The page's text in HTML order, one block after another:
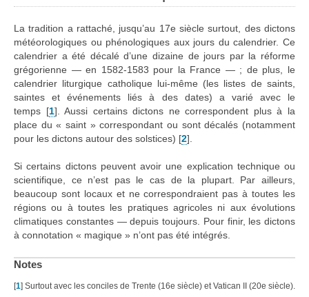
La tradition a rattaché, jusqu’au 17e siècle surtout, des dictons
météorologiques ou phénologiques aux jours du calendrier. Ce
calendrier a été décalé d’une dizaine de jours par la réforme
grégorienne — en 1582-1583 pour la France — ; de plus, le
calendrier liturgique catholique lui-même (les listes de saints,
saintes et événements liés à des dates) a varié avec le
temps [1] . Aussi certains dictons ne correspondent plus à la
place du « saint » correspondant ou sont décalés (notamment
pour les dictons autour des solstices) [2]
Si certains dictons peuvent avoir une explication technique ou
scientifique, ce n’est pas le cas de la plupart. Par ailleurs,
beaucoup sont locaux et ne correspondraient pas à toutes les
régions ou à toutes les pratiques agricoles ni aux évolutions
climatiques constantes — depuis toujours. Pour finir, les dictons
à connotation « magique » n’ont pas été intégrés.
Notes
[1] Surtout avec les conciles de Trente (16e siècle) et Vatican II (20e siècle).